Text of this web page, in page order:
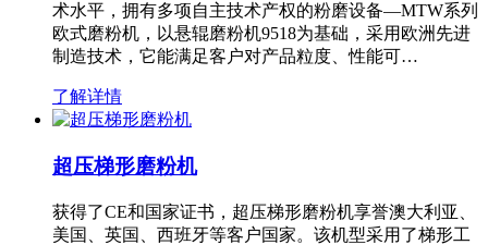
术水平，拥有多项自主技术产权的粉磨设备—MTW系列
欧式磨粉机，以悬辊磨粉机9518为基础，采用欧洲先进
制造技术，它能满足客户对产品粒度、性能可…
了解详情
超压梯形磨粉机
获得了CE和国家证书，超压梯形磨粉机享誉澳大利亚、
美国、英国、西班牙等客户国家。该机型采用了梯形工